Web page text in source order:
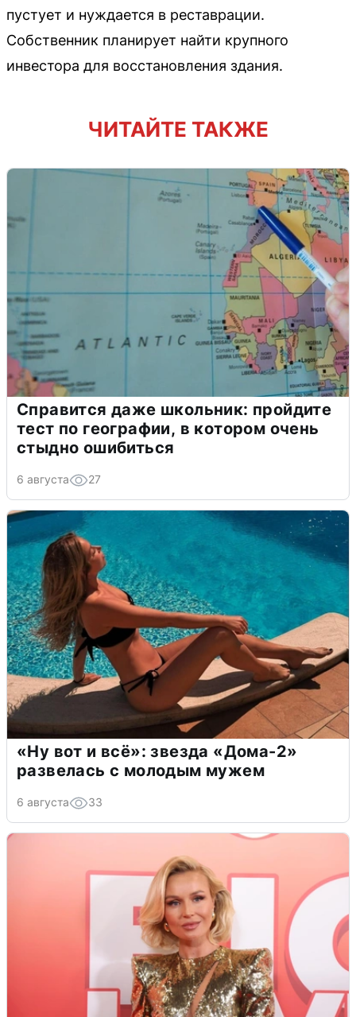
пустует и нуждается в реставрации.
Собственник планирует найти крупного
инвестора для восстановления здания.
ЧИТАЙТЕ ТАКЖЕ
Справится даже школьник: пройдите
тест по географии, в котором очень
стыдно ошибиться
6 августа 27
«Ну вот и всё»: звезда «Дома-2»
развелась с молодым мужем
6 августа 33